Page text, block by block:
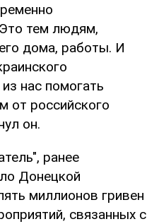
тем людям,
дома, работы. И
нас помогать
от российского
он.
ранее
Донецкой
миллионов гривен
связанных с